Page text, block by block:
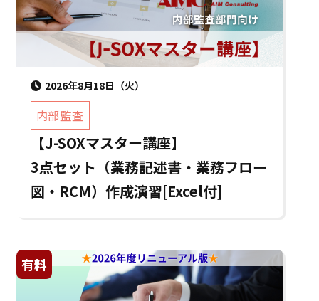
2026年8月18日（火）
内部監査
【J-SOXマスター講座】
3点セット（業務記述書・業務フロー
図・RCM）作成演習[Excel付]
有料